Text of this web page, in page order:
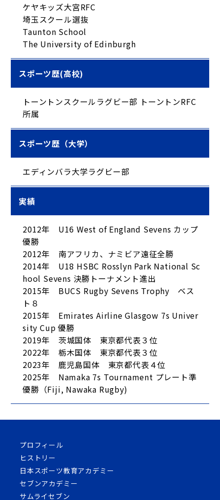
ケヤキッズ大宮RFC
埼玉スクール選抜
Taunton School
The University of Edinburgh
スポーツ歴(高校)
トーントンスクールラグビー部 トーントンRFC
所属
スポーツ歴（大学）
エディンバラ大学ラグビー部
実績
2012年 U16 West of England Sevens カップ
優勝
2012年 南アフリカ、ナミビア遠征全勝
2014年 U18 HSBC Rosslyn Park National Sc
hool Sevens 決勝トーナメント進出
2015年 BUCS Rugby Sevens Trophy ベス
ト８
2015年 Emirates Airline Glasgow 7s Univer
sity Cup 優勝
2019年 茨城国体 東京都代表３位
2022年 栃木国体 東京都代表３位
2023年 鹿児島国体 東京都代表４位
2025年 Namaka 7s Tournament プレート準
優勝（Fiji, Nawaka Rugby)
プロフィール
ヒストリー
日本スポーツ教育アカデミー
セブンアカデミー
サムライセブン